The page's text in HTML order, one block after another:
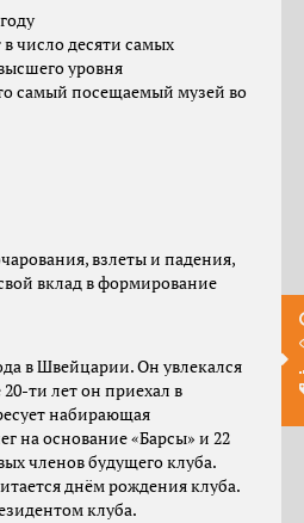
число десяти самых
уровня
самый посещаемый музей во
взлеты и падения,
вклад в формирование
в Швейцарии. Он увлекался
ти лет он приехал в
набирающая
на основание «Барсы» и 22
членов будущего клуба.
днём рождения клуба.
клуба.